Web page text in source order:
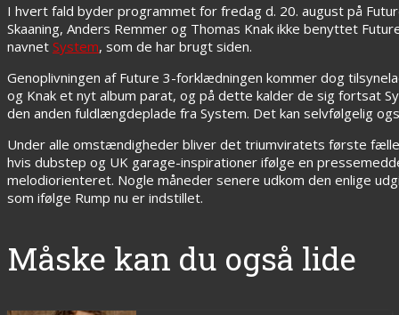
I hvert fald byder programmet for fredag d. 20. august på
Skaaning, Anders Remmer og Thomas Knak ikke benyttet
navnet System, som de har brugt siden.
Genoplivningen af Future 3-forklædningen kommer dog
og Knak et nyt album parat, og på dette kalder de sig fortsat
den anden fuldlængdeplade fra System. Det kan selvfølgelig
Under alle omstændigheder bliver det triumviratets første
hvis dubstep og UK garage-inspirationer ifølge en
melodiorienteret. Nogle måneder senere udkom den enlige
som ifølge Rump nu er indstillet.
Måske kan du også lide